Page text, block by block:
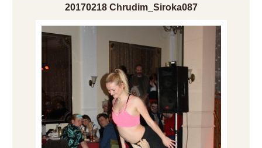
20170218 Chrudim_Siroka087